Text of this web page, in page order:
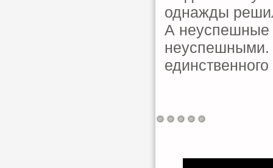
однажды
А неуспешные
неуспешными.